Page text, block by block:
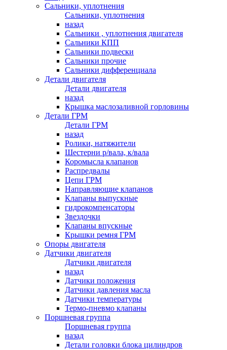
Сальники, уплотнения
Сальники, уплотнения
назад
Сальники , уплотнения двигателя
Сальники КПП
Сальники подвески
Сальники прочие
Сальники дифференциала
Детали двигателя
Детали двигателя
назад
Крышка маслозаливной горловины
Детали ГРМ
Детали ГРМ
назад
Ролики, натяжители
Шестерни р/вала, к/вала
Коромысла клапанов
Распредвалы
Цепи ГРМ
Направляющие клапанов
Клапаны выпускные
гидрокомпенсаторы
Звездочки
Клапаны впускные
Крышки ремня ГРМ
Опоры двигателя
Датчики двигателя
Датчики двигателя
назад
Датчики положения
Датчики давления масла
Датчики температуры
Термо-пневмо клапаны
Поршневая группа
Поршневая группа
назад
Детали головки блока цилиндров